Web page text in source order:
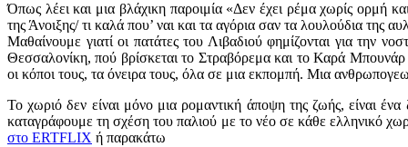
Όπως λέει και μια βλάχικη παροιμία «Δεν έχει ρέμα χωρίς ορμή
της Άνοιξης/ τι καλά που’ ναι και τα αγόρια σαν τα λουλούδια της
Μαθαίνουμε γιατί οι πατάτες του Λιβαδιού φημίζονται για την
Θεσσαλονίκη, πού βρίσκεται το Στραβόρεμα και το Καρά Μπουνάρ
οι κόποι τους, τα όνειρα τους, όλα σε μια εκπομπή. Μια
Το χωριό δεν είναι μόνο μια ρομαντική άποψη της ζωής, είναι
καταγράφουμε τη σχέση του παλιού με το νέο σε κάθε ελληνικό
στο ERTFLIX ή παρακάτω